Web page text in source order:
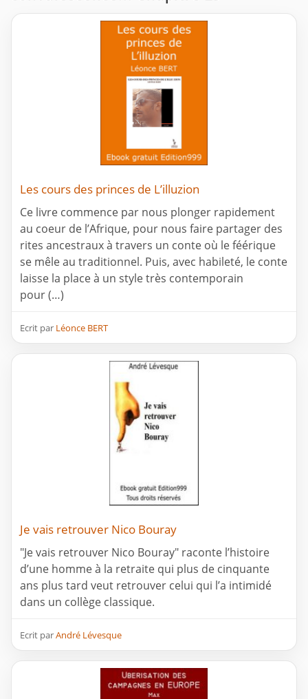
Les cours des princes de L’illuzion
Ce livre commence par nous plonger rapidement
au coeur de l’Afrique, pour nous faire partager des
rites ancestraux à travers un conte où le féérique
se mêle au traditionnel. Puis, avec habileté, le conte
laisse la place à un style très contemporain
pour (…)
Ecrit par Léonce BERT
Je vais retrouver Nico Bouray
"Je vais retrouver Nico Bouray" raconte l’histoire
d’une homme à la retraite qui plus de cinquante
ans plus tard veut retrouver celui qui l’a intimidé
dans un collège classique.
Ecrit parAndré Lévesque